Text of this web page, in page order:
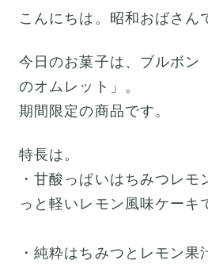
こんにちは。昭和おばさん
今日のお菓子は、ブルボン
のオムレット」。
期間限定の商品です。
特長は。
・甘酸っぱいはちみつレモ
っと軽いレモン風味ケーキ
・純粋はちみつとレモン果